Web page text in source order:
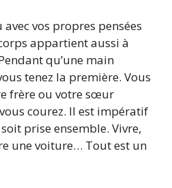
vos propres pensées
appartient aussi à
qu’une main
tenez la première. Vous
frère ou votre sœur
courez. Il est impératif
prise ensemble. Vivre,
une voiture… Tout est un